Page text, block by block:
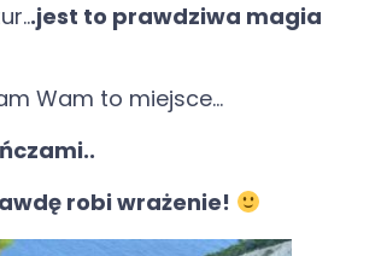
.jest to prawdziwa magia
Wam to miejsce…
robi wrażenie!